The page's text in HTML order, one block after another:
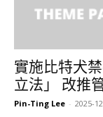
實施比特犬
立法」 改推
Pin-Ting Lee - 2025-